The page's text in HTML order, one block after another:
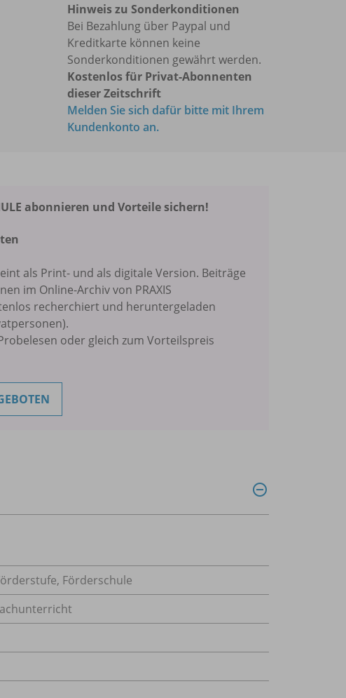
Hinweis zu Sonderkonditionen
Bei Bezahlung über Paypal und
Kreditkarte können keine
Sonderkonditionen gewährt werden.
Kostenlos für Privat-Abonnenten
dieser Zeitschrift
Melden Sie sich dafür bitte mit Ihrem
Kundenkonto an.
abonnieren und Vorteile sichern!
als Print- und als digitale Version. Beiträge
im Online-Archiv von PRAXIS
recherchiert und heruntergeladen
oder gleich zum Vorteilspreis
Förderschule